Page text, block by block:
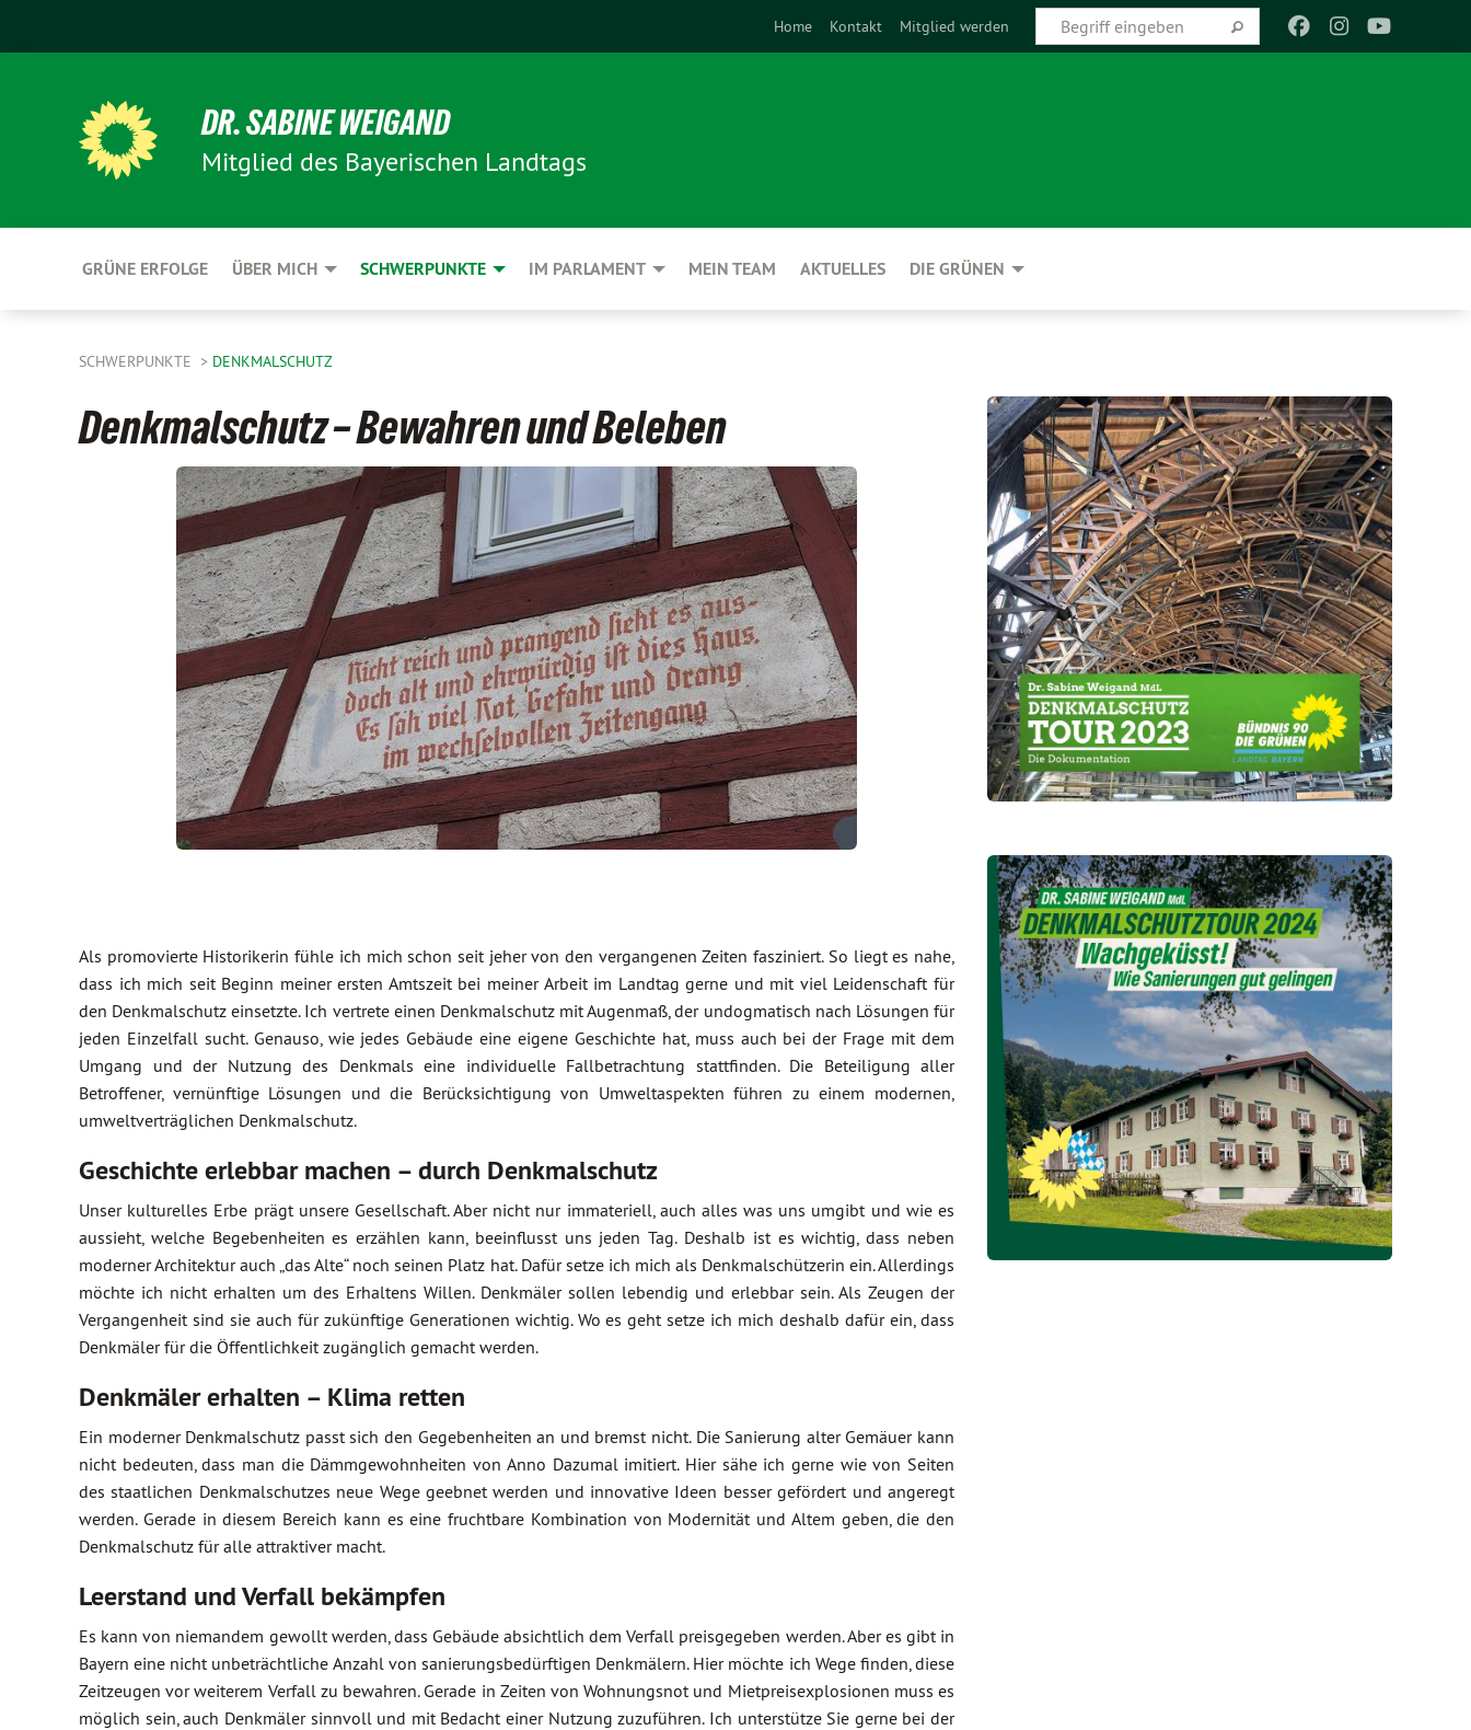
Home Kontakt Mitglied werden
DR. SABINE WEIGAND
Mitglied des Bayerischen Landtags
GRÜNE ERFOLGE ÜBER MICH SCHWERPUNKTE IM PARLAMENT MEIN TEAM AKTUELLES DIE GRÜNEN
SCHWERPUNKTE DENKMALSCHUTZ
Denkmalschutz – Bewahren und Beleben
Als promovierte Historikerin fühle ich mich schon seit jeher von den vergangenen Zeiten fasziniert. So liegt es nahe,
dass ich mich seit Beginn meiner ersten Amtszeit bei meiner Arbeit im Landtag gerne und mit viel Leidenschaft für
den Denkmalschutz einsetzte. Ich vertrete einen Denkmalschutz mit Augenmaß, der undogmatisch nach Lösungen für
jeden Einzelfall sucht. Genauso, wie jedes Gebäude eine eigene Geschichte hat, muss auch bei der Frage mit dem
Umgang und der Nutzung des Denkmals eine individuelle Fallbetrachtung stattfinden. Die Beteiligung aller
Betroffener, vernünftige Lösungen und die Berücksichtigung von Umweltaspekten führen zu einem modernen,
umweltverträglichen Denkmalschutz.
Geschichte erlebbar machen – durch Denkmalschutz
Unser kulturelles Erbe prägt unsere Gesellschaft. Aber nicht nur immateriell, auch alles was uns umgibt und wie es
aussieht, welche Begebenheiten es erzählen kann, beeinflusst uns jeden Tag. Deshalb ist es wichtig, dass neben
moderner Architektur auch „das Alte“ noch seinen Platz hat. Dafür setze ich mich als Denkmalschützerin ein. Allerdings
möchte ich nicht erhalten um des Erhaltens Willen. Denkmäler sollen lebendig und erlebbar sein. Als Zeugen der
Vergangenheit sind sie auch für zukünftige Generationen wichtig. Wo es geht setze ich mich deshalb dafür ein, dass
Denkmäler für die Öffentlichkeit zugänglich gemacht werden.
Denkmäler erhalten – Klima retten
Ein moderner Denkmalschutz passt sich den Gegebenheiten an und bremst nicht. Die Sanierung alter Gemäuer kann
nicht bedeuten, dass man die Dämmgewohnheiten von Anno Dazumal imitiert. Hier sähe ich gerne wie von Seiten
des staatlichen Denkmalschutzes neue Wege geebnet werden und innovative Ideen besser gefördert und angeregt
werden. Gerade in diesem Bereich kann es eine fruchtbare Kombination von Modernität und Altem geben, die den
Denkmalschutz für alle attraktiver macht.
Leerstand und Verfall bekämpfen
Es kann von niemandem gewollt werden, dass Gebäude absichtlich dem Verfall preisgegeben werden. Aber es gibt in
Bayern eine nicht unbeträchtliche Anzahl von sanierungsbedürftigen Denkmälern. Hier möchte ich Wege finden, diese
Zeitzeugen vor weiterem Verfall zu bewahren. Gerade in Zeiten von Wohnungsnot und Mietpreisexplosionen muss es
möglich sein, auch Denkmäler sinnvoll und mit Bedacht einer Nutzung zuzuführen. Ich unterstütze Sie gerne bei der